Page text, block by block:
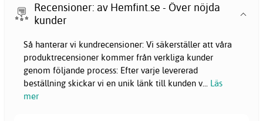
Recensioner: av Hemfint.se - Över nöjda
kunder
Så hanterar vi kundrecensioner: Vi säkerställer att våra
produktrecensioner kommer från verkliga kunder
genom följande process: Efter varje levererad
beställning skickar vi en unik länk till kunden v... Läs
mer